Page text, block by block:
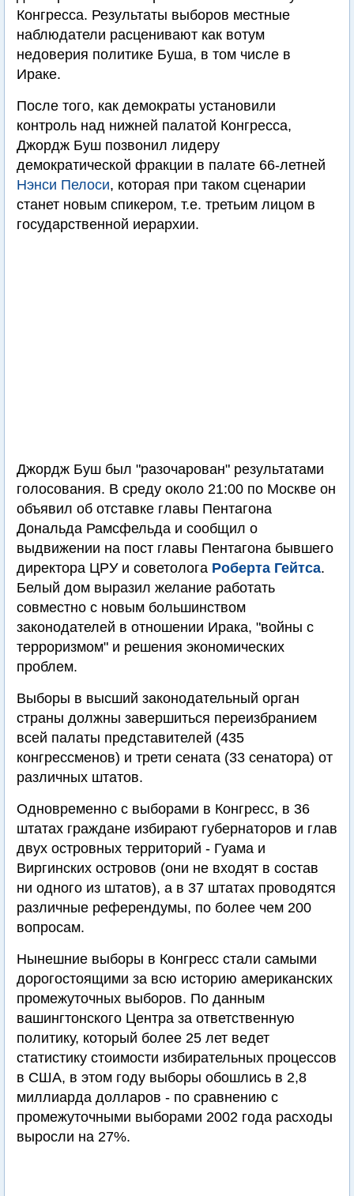
Конгресса. Результаты выборов местные
наблюдатели расценивают как вотум
недоверия политике Буша, в том числе в
Ираке.
После того, как демократы установили
контроль над нижней палатой Конгресса,
Джордж Буш позвонил лидеру
демократической фракции в палате 66-летней
Нэнси Пелоcи, которая при таком сценарии
станет новым спикером, т.е. третьим лицом в
государственной иерархии.
Джордж Буш был "разочарован" результатами
голосования. В среду около 21:00 по Москве он
объявил об отставке главы Пентагона
Дональда Рамсфельда и сообщил о
выдвижении на пост главы Пентагона бывшего
директора ЦРУ и советолога Роберта Гейтса.
Белый дом выразил желание работать
совместно с новым большинством
законодателей в отношении Ирака, "войны с
терроризмом" и решения экономических
проблем.
Выборы в высший законодательный орган
страны должны завершиться переизбранием
всей палаты представителей (435
конгрессменов) и трети сената (33 сенатора) от
различных штатов.
Одновременно с выборами в Конгресс, в 36
штатах граждане избирают губернаторов и глав
двух островных территорий - Гуама и
Виргинских островов (они не входят в состав
ни одного из штатов), а в 37 штатах проводятся
различные референдумы, по более чем 200
вопросам.
Нынешние выборы в Конгресс стали самыми
дорогостоящими за всю историю американских
промежуточных выборов. По данным
вашингтонского Центра за ответственную
политику, который более 25 лет ведет
статистику стоимости избирательных процессов
в США, в этом году выборы обошлись в 2,8
миллиарда долларов - по сравнению с
промежуточными выборами 2002 года расходы
выросли на 27%.